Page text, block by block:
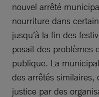
nouvel arrêté
nourriture dans
jusqu’à la fin des
posait des problèmes
publique. La
des arrêtés similaires,
justice par des